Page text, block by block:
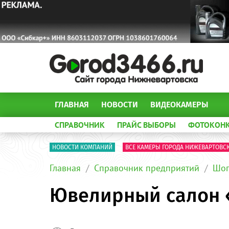
ГЛАВНАЯ НОВОСТИ ВИДЕОКАМЕРЫ
СПРАВОЧНИК ПРАЙС ВЫБОРЫ
НОВОСТИ КОМПАНИЙ ВСЕ КАМЕРЫ ГОРОДА
Главная Справочник предприятий
Ювелирный салон